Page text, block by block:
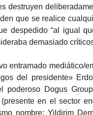
destruyen
que se realice
despedido “al igual
demasiado
entramado mediático/
del presidente»
poderoso Dogus
en el sector
nombre; Yildirim